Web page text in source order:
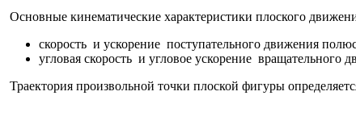
Основные кинематические характеристики плоского
скорость и ускорение поступательного движения
угловая скорость и угловое ускорение вращательного
Траектория произвольной точки плоской фигуры